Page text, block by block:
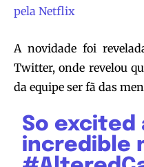
pela Netflix
A novidade foi
Twitter, onde revelou
da equipe ser fã das
So
incredible